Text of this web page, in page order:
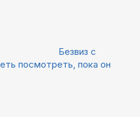
Безвиз с
посмотреть, пока он